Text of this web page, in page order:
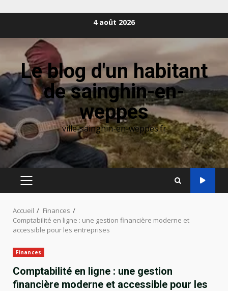
4 août 2026
Le blog d'un habitant
de sainghin-en-
weppes
ville-sainghin-en-weppes.fr
MENU
Accueil
Finances
Comptabilité en ligne : une gestion financière moderne et
accessible pour les entreprises
Finances
Comptabilité en ligne : une gestion
financière moderne et accessible pour les